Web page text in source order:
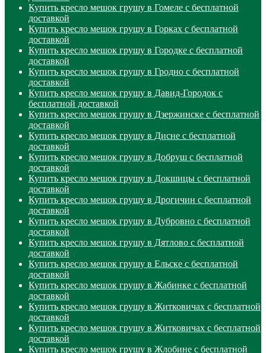
Купить кресло мешок грушу в Гомеле с бесплатной
доставкой
Купить кресло мешок грушу в Горках с бесплатной
доставкой
Купить кресло мешок грушу в Городке с бесплатной
доставкой
Купить кресло мешок грушу в Гродно с бесплатной
доставкой
Купить кресло мешок грушу в Давид-Городок с
бесплатной доставкой
Купить кресло мешок грушу в Дзержинске с бесплатной
доставкой
Купить кресло мешок грушу в Дисне с бесплатной
доставкой
Купить кресло мешок грушу в Добруш с бесплатной
доставкой
Купить кресло мешок грушу в Докшицы с бесплатной
доставкой
Купить кресло мешок грушу в Дрогичин с бесплатной
доставкой
Купить кресло мешок грушу в Дубровно с бесплатной
доставкой
Купить кресло мешок грушу в Дятлово с бесплатной
доставкой
Купить кресло мешок грушу в Ельске с бесплатной
доставкой
Купить кресло мешок грушу в Жабинке с бесплатной
доставкой
Купить кресло мешок грушу в Житковичах с бесплатной
доставкой
Купить кресло мешок грушу в Житковичах с бесплатной
доставкой
Купить кресло мешок грушу в Жлобине с бесплатной